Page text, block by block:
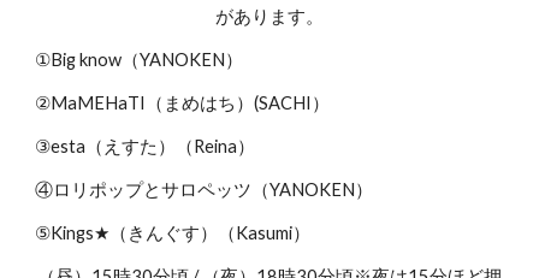
があります。
①Big know（YANOKEN）
②MaMEHaTI（まめはち）(SACHI）
③esta（えすた）（Reina）
④ロリポップとサロペッツ（YANOKEN）
⑤Kings★（きんぐす）（Kasumi）